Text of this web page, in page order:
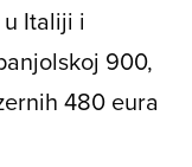
Italiji i
900,
480 eura